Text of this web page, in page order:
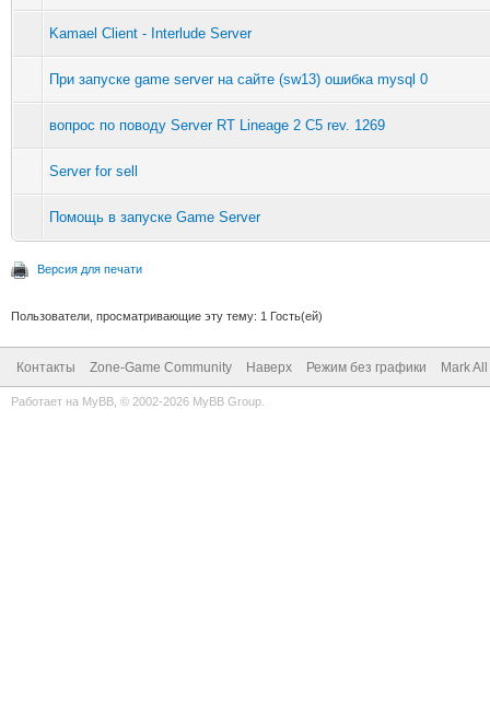
Kamael Client - Interlude Server
При запуске game server на сайте (sw13) ошибка mysql 0
вопрос по поводу Server RT Lineage 2 C5 rev. 1269
Server for sell
Помощь в запуске Game Server
Версия для печати
Пользователи, просматривающие эту тему: 1 Гость(ей)
Контакты Zone-Game Community Наверх Режим без графики Mark
Работает на MyBB , © 2002-2026 MyBB Group